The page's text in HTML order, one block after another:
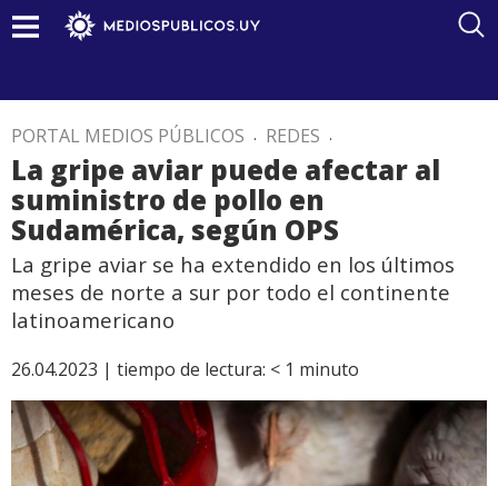
PORTAL MEDIOS PÚBLICOS . REDES .
La gripe aviar puede afectar al
suministro de pollo en
Sudamérica, según OPS
La gripe aviar se ha extendido en los últimos
meses de norte a sur por todo el continente
latinoamericano
26.04.2023 | tiempo de lectura: < 1 minuto